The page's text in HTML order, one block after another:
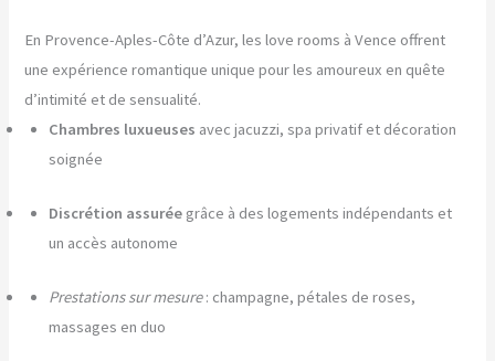
En Provence-Aples-Côte d’Azur, les love rooms à Vence offrent
une expérience romantique unique pour les amoureux en quête
d’intimité et de sensualité.
Chambres luxueuses avec jacuzzi, spa privatif et décoration
soignée
Discrétion assurée grâce à des logements indépendants et
un accès autonome
Prestations sur mesure: champagne, pétales de roses,
massages en duo